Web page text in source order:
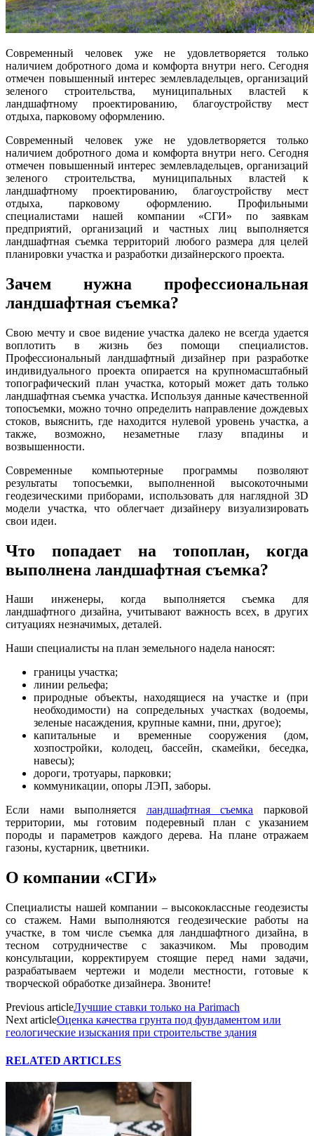
Современный человек уже не удовлетворяется только
наличием добротного дома и комфорта внутри него. Сегодня
отмечен повышенный интерес землевладельцев, организаций
зеленого строительства, муниципальных властей к
ландшафтному проектированию, благоустройству мест
отдыха, парковому оформлению.
Современный человек уже не удовлетворяется только
наличием добротного дома и комфорта внутри него. Сегодня
отмечен повышенный интерес землевладельцев, организаций
зеленого строительства, муниципальных властей к
ландшафтному проектированию, благоустройству мест
отдыха, парковому оформлению. Профильными
специалистами нашей компании «СГИ» по заявкам
предприятий, организаций и частных лиц выполняется
ландшафтная съемка территорий любого размера для целей
планировки участка и разработки дизайнерского проекта.
Зачем нужна профессиональная
ландшафтная съемка?
Свою мечту и свое видение участка далеко не всегда удается
воплотить в жизнь без помощи специалистов.
Профессиональный ландшафтный дизайнер при разработке
индивидуального проекта опирается на крупномасштабный
топографический план участка, который может дать только
ландшафтная съемка участка. Используя данные качественной
топосъемки, можно точно определить направление дождевых
стоков, выяснить, где находится нулевой уровень участка, а
также, возможно, незаметные глазу впадины и
возвышенности.
Современные компьютерные программы позволяют
результаты топосъемки, выполненной высокоточными
геодезическими приборами, использовать для наглядной 3D
модели участка, что облегчает дизайнеру визуализировать
свои идеи.
Что попадает на топоплан, когда
выполнена ландшафтная съемка?
Наши инженеры, когда выполняется съемка для
ландшафтного дизайна, учитывают важность всех, в других
ситуациях незначимых, деталей.
Наши специалисты на план земельного надела наносят:
границы участка;
линии рельефа;
природные объекты, находящиеся на участке и (при
необходимости) на сопредельных участках (водоемы,
зеленые насаждения, крупные камни, пни, другое);
капитальные и временные сооружения (дом,
хозпостройки, колодец, бассейн, скамейки, беседка,
навесы);
дороги, тротуары, парковки;
коммуникации, опоры ЛЭП, заборы.
Если нами выполняется ландшафтная съемка парковой
территории, мы готовим подеревный план с указанием
породы и параметров каждого дерева. На плане отражаем
газоны, кустарник, цветники.
О компании «СГИ»
Специалисты нашей компании – высококлассные геодезисты
со стажем. Нами выполняются геодезические работы на
участке, в том числе съемка для ландшафтного дизайна, в
тесном сотрудничестве с заказчиком. Мы проводим
консультации, корректируем стоящие перед нами задачи,
разрабатываем чертежи и модели местности, готовые к
творческой обработке дизайнера. Звоните!
Previous articleЛучшие ставки только на Parimach
Next articleОценка качества грунта под фундаментом или
геологические изыскания при строительстве здания
RELATED ARTICLES